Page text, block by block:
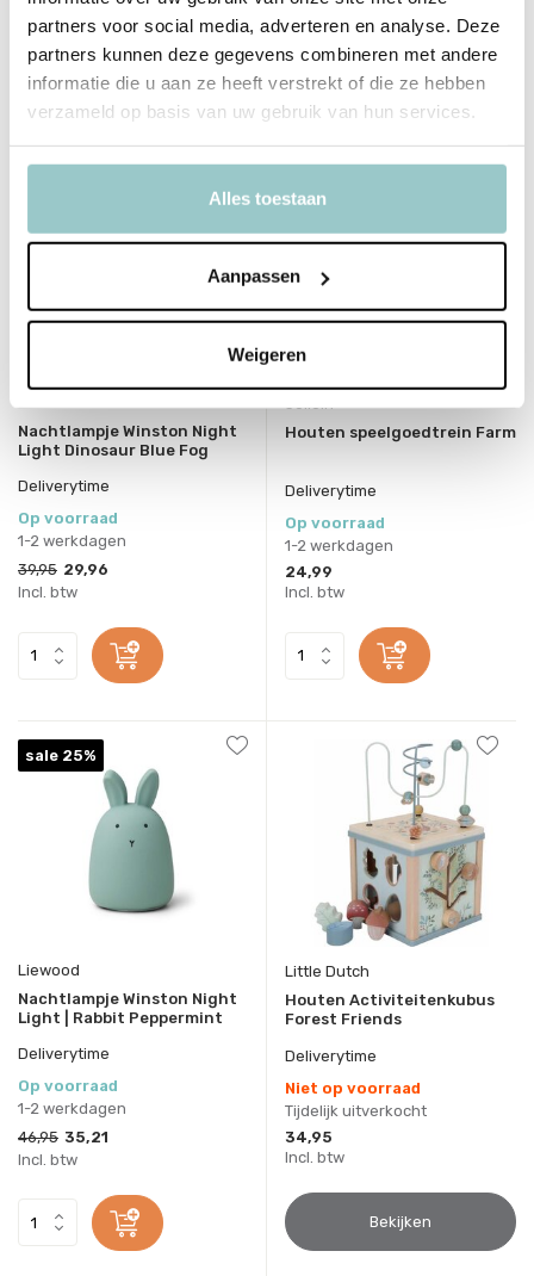
partners voor social media, adverteren en analyse. Deze
partners kunnen deze gegevens combineren met andere
informatie die u aan ze heeft verstrekt of die ze hebben
verzameld op basis van uw gebruik van hun services.
Alles toestaan
Aanpassen
Weigeren
34,95
Incl. btw
Incl. btw
Bekijken
Nachtlampje Winston Night
Light Dinosaur Blue Fog
Deliverytime
Op voorraad
1-2 werkdagen
39,95 29,96
Incl. btw
Houten speelgoedtrein Farm
Deliverytime
Op voorraad
1-2 werkdagen
24,99
Incl. btw
sale 25%
Liewood
Nachtlampje Winston Night
Light | Rabbit Peppermint
Deliverytime
Op voorraad
1-2 werkdagen
46,95 35,21
Incl. btw
Little Dutch
Houten Activiteitenkubus
Forest Friends
Deliverytime
Niet op voorraad
Tijdelijk uitverkocht
34,95
Incl. btw
Bekijken